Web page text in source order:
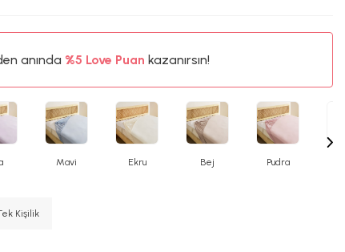
anında 22TLLove Puankazanırsın!
Mavi Ekru Bej Pudra
Kişilik